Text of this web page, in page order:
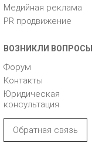
Медийная реклама
PR продвижение
ВОЗНИКЛИ ВОПРОСЫ
Форум
Контакты
Юридическая
консультация
Обратная связь